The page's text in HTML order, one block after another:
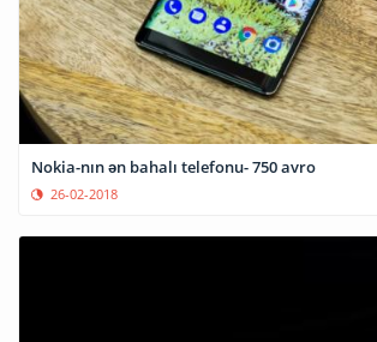
Nokia-nın ən bahalı telefonu- 750 avro
26-02-2018